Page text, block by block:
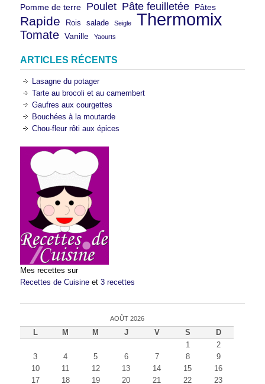
Pomme de terre Poulet Pâte feuilletée Pâtes
Rapide Rois salade Seigle Thermomix
Tomate Vanille Yaourts
ARTICLES RÉCENTS
Lasagne du potager
Tarte au brocoli et au camembert
Gaufres aux courgettes
Bouchées à la moutarde
Chou-fleur rôti aux épices
Mes recettes sur
Recettes de Cuisine et 3 recettes
AOÛT 2026
L M M J V S
D
1
2
3
4 5 6 7 8
9
10
11 12 13 14 15
16
17
18 19 20 21 22 23